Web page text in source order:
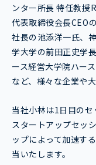
ンター所長 特任教
代表取締役会長CEO
社長の池添洋一氏、
学大学の前田正史学
ース経営大学院ハー
など、様々な企業や
当社小林は1日目の
スタートアップセッ
ップによって加速す
当いたします。